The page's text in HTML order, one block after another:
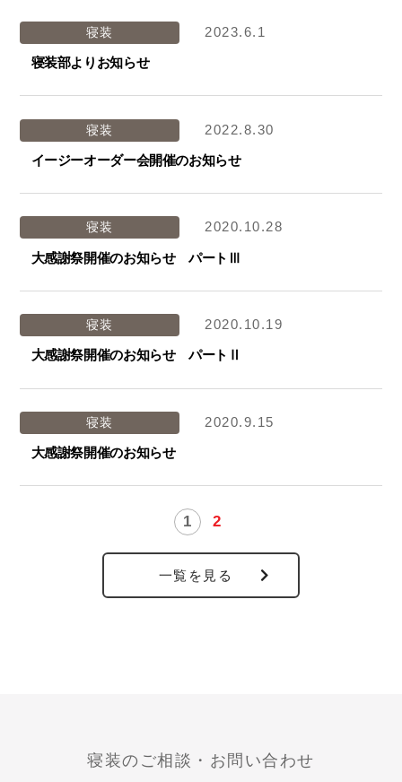
寝装 2023.6.1
寝装部よりお知らせ
寝装 2022.8.30
イージーオーダー会開催のお知らせ
寝装 2020.10.28
大感謝祭開催のお知らせ パートⅢ
寝装 2020.10.19
大感謝祭開催のお知らせ パートⅡ
寝装 2020.9.15
大感謝祭開催のお知らせ
1 2
一覧を見る
寝装のご相談・お問い合わせ